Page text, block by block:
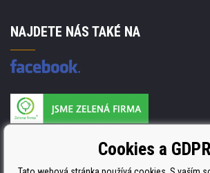
NAJDETE NÁS TAKÉ NA
ISO 9001. ISO 14001 a STMC.Cookies a GDPR